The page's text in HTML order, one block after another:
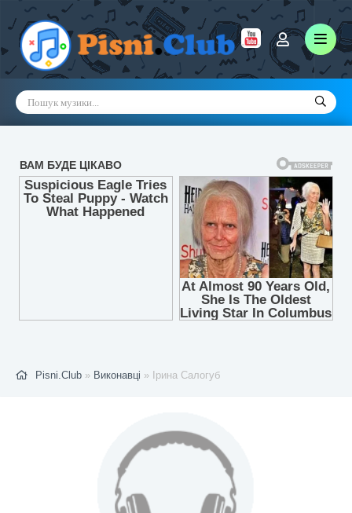
Pisni.Club » Виконавці » Ірина Салогуб